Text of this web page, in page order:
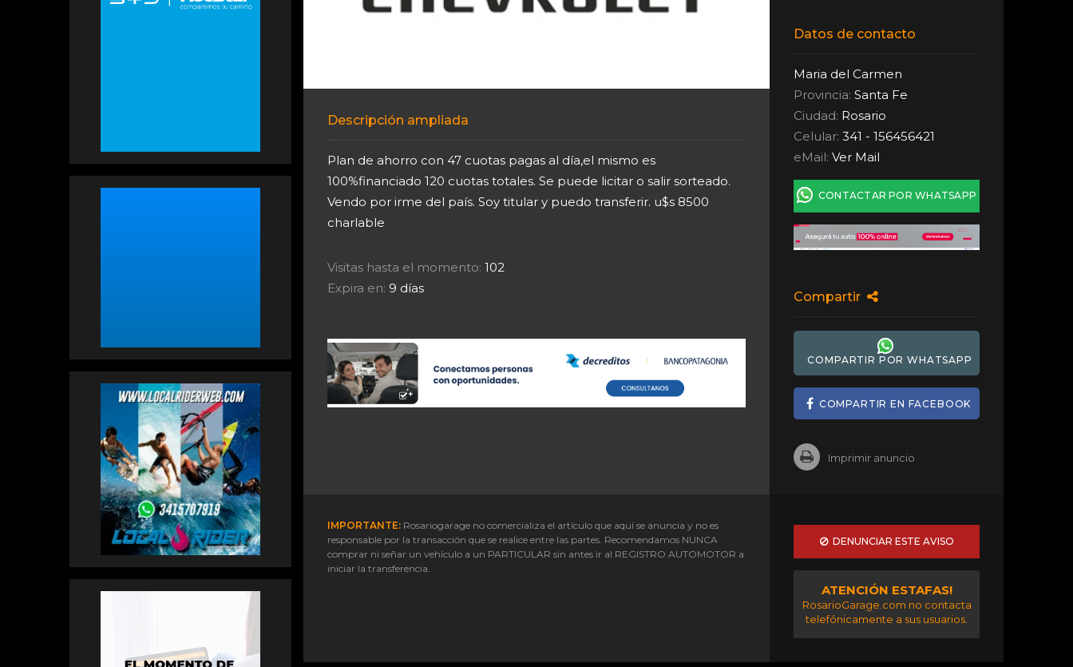
Descripción ampliada
Plan de ahorro con 47 cuotas pagas al día,el mismo es
100%financiado 120 cuotas totales. Se puede licitar o salir sorteado.
Vendo por irme del país. Soy titular y puedo transferir. u$s 8500
charlable
Visitas hasta el momento: 102
Expira en: 9 días
Datos de contacto
Maria del Carmen
Provincia:Santa Fe
Ciudad: Rosario
Celular: 341 - 156456421
eMail:Ver Mail
CONTACTAR POR WHATSAPP
Compartir
COMPARTIR POR WHATSAPP
COMPARTIR EN FACEBOOK
Imprimir anuncio
IMPORTANTE:Rosariogarage no comercializa el artículo que aquí se anuncia y no es
responsable por la transacción que se realice entre las partes. Recomendamos NUNCA
comprar ni señar un vehículo a un PARTICULAR sin antes ir al REGISTRO AUTOMOTOR a
iniciar la transferencia.
DENUNCIAR ESTE AVISO
ATENCIÓN ESTAFAS!
RosarioGarage.com no contacta
telefónicamente a sus usuarios.